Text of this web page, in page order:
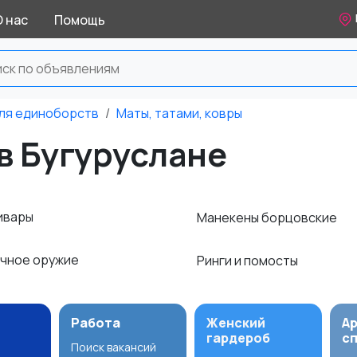
нас Помощь
единоборств Маты, татами, ковры
Бугуруслане
оружие
Манекены борцовские
Ринги и помосты
Работа
Поиск вакансий
Женский
гардероб